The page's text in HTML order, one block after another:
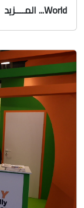
World... المــــزيد